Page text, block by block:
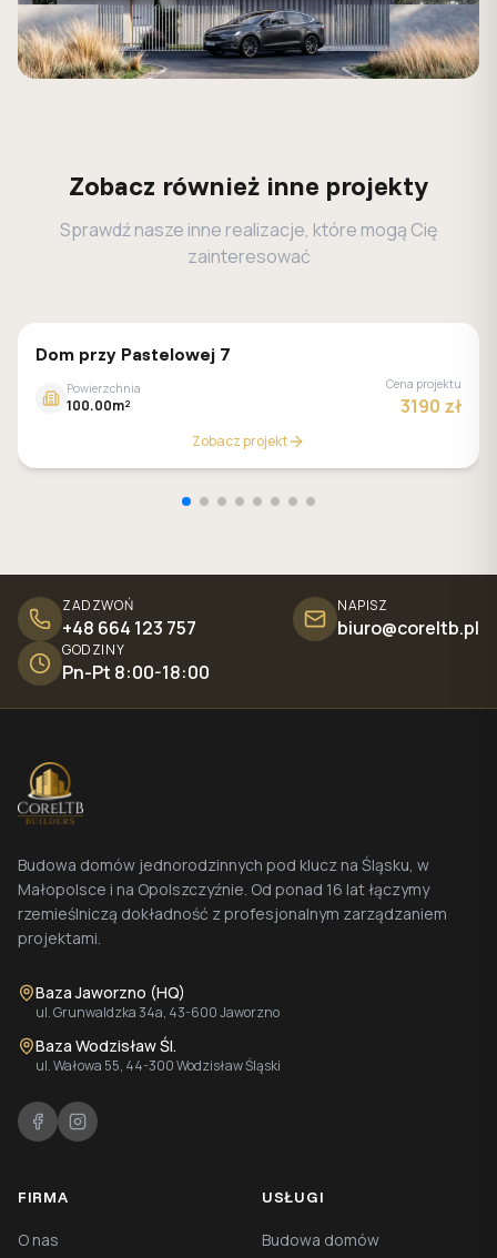
Zobacz również inne projekty
Sprawdź nasze inne realizacje, które mogą Cię
zainteresować
GALERIA DOMÓW
Dom przy Pastelowej 7
Powierzchnia
100.00m²
Cena projektu
3190 zł
Zobacz projekt
ZADZWOŃ
+48 664 123 757
NAPISZ
biuro@coreltb.pl
GODZINY
Pn-Pt 8:00-18:00
Budowa domów jednorodzinnych pod klucz na Śląsku, w
Małopolsce i na Opolszczyźnie. Od ponad 16 lat łączymy
rzemieślniczą dokładność z profesjonalnym zarządzaniem
projektami.
Baza Jaworzno (HQ)
ul. Grunwaldzka 34a, 43-600 Jaworzno
Baza Wodzisław Śl.
ul. Wałowa 55, 44-300 Wodzisław Śląski
FIRMA
O nas
USŁUGI
Budowa domów